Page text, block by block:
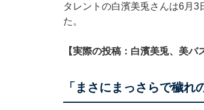
タレントの白濱美兎さんは6月
た。
【実際の投稿：白濱美兎、美バ
「まさにまっさらで穢れ